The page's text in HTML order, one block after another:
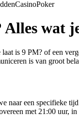
CasinoPoker
Alles wat
is 9 PM? of een
is van groot
naar een specifieke
met 21:00 uur,